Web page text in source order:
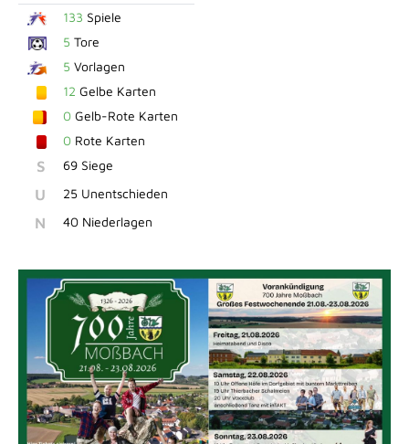
133 Spiele
5 Tore
5 Vorlagen
12 Gelbe Karten
0 Gelb-Rote Karten
0 Rote Karten
S 69 Siege
U 25 Unentschieden
N 40 Niederlagen